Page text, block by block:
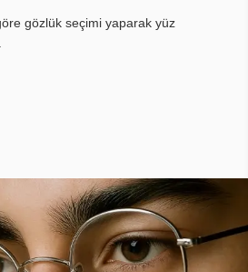
gözlük seçimi yaparak yüz